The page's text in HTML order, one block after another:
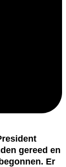
gereed en
Er